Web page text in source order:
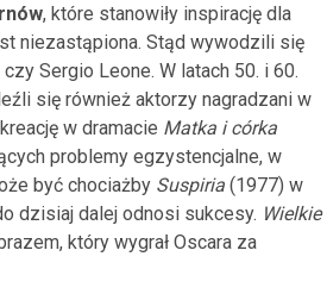
, które stanowiły inspirację dla
niezastąpiona. Stąd wywodzili się
Sergio Leone. W latach 50. i 60.
się również aktorzy nagradzani w
w dramacie Matka i córka
problemy egzystencjalne, w
być chociażby Suspiria (1977) w
dzisiaj dalej odnosi sukcesy. Wielkie
który wygrał Oscara za